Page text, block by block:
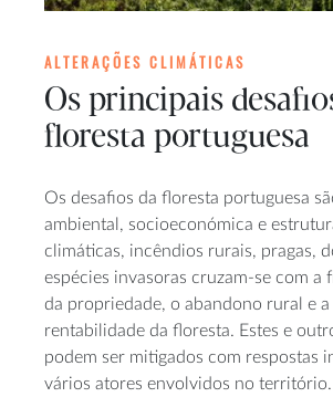
ALTERAÇÕES CLIMÁTICAS
Os principais
floresta portuguesa
Os desafios da floresta portuguesa
ambiental, socioeconómica e
climáticas, incêndios rurais, pragas,
espécies invasoras cruzam-se com a
da propriedade, o abandono rural e a
rentabilidade da floresta. Estes e
podem ser mitigados com respostas
vários atores envolvidos no território.